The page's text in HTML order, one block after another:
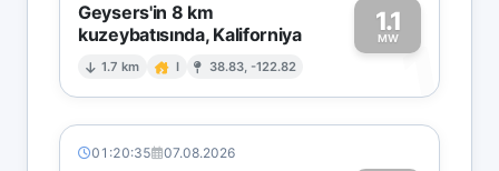
Geysers'in 8 km
kuzeybatısında, Kaliforniya
1.7 km I 38.83, -122.82
1.1
MW1
01:20:35 07.08.2026